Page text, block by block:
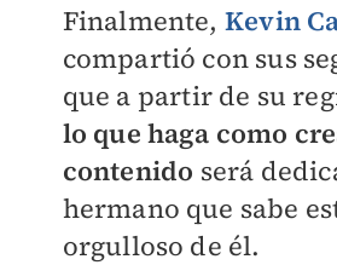
Finalmente, Kevin
compartió con sus
que a partir de su
lo que haga como
contenido será
hermano que sabe
orgulloso de él.